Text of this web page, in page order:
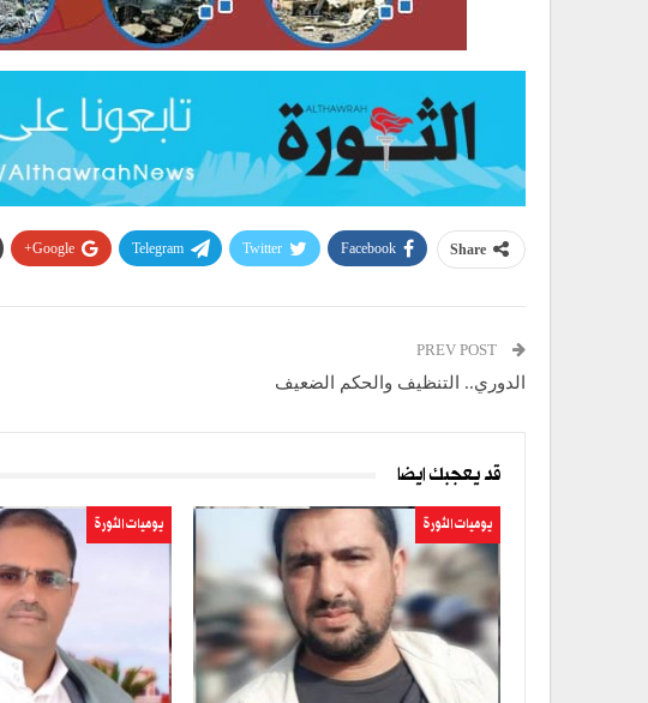
Share
Facebook
Twitter
Telegram
Google+
الدوري.. التنظيف والحكم الضعيف
قد يعجبك ايضا
يوميات الثورة يوميات الثورة